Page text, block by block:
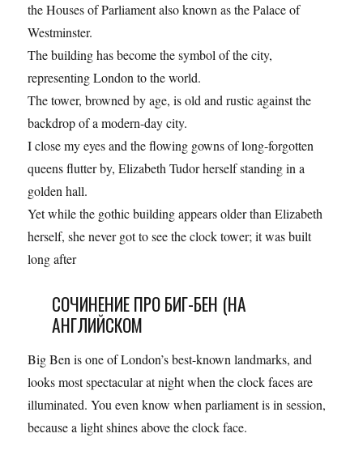
the Houses of Parliament also known as the Palace of
Westminster.
The building has become the symbol of the city,
representing London to the world.
The tower, browned by age, is old and rustic against the
backdrop of a modern-day city.
I close my eyes and the flowing gowns of long-forgotten
queens flutter by, Elizabeth Tudor herself standing in a
golden hall.
Yet while the gothic building appears older than Elizabeth
herself, she never got to see the clock tower; it was built
long after
СОЧИНЕНИЕ ПРО БИГ-БЕН (НА
АНГЛИЙСКОМ
Big Ben is one of London’s best-known landmarks, and
looks most spectacular at night when the clock faces are
illuminated. You even know when parliament is in session,
because a light shines above the clock face.